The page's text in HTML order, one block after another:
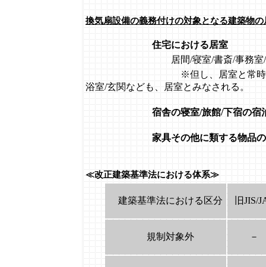
換気扇設備の義務付けの対象となる建築物の
住宅における居室
居間/寝室/書斎/事務室/DK/
※但し、居室と常時開放されて
浴室/玄関なども、居室とみなされる。
宿舎の寝室/旅館/下宿の宿泊室
家具その他に類する物品の販売
≪改正建築基準法における体系≫
建築基準法における区分 旧JIS/
規制対象外 －